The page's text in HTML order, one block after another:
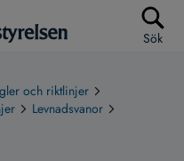
Sök
och riktlinjer
Levnadsvanor